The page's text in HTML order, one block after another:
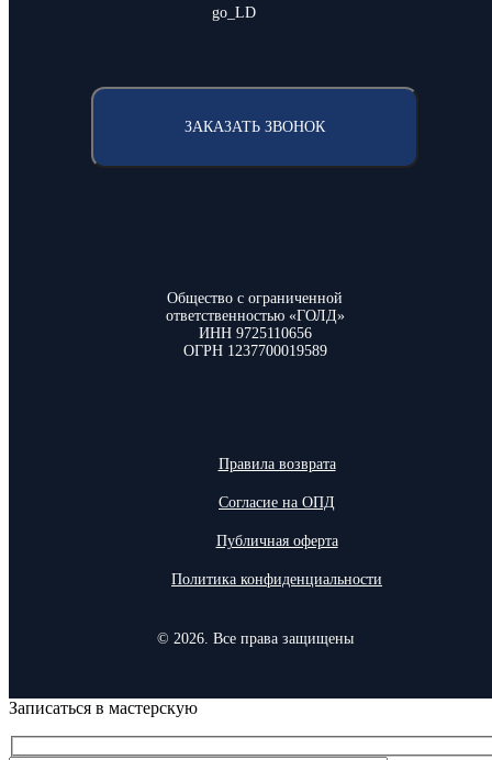
go_LD
ЗАКАЗАТЬ ЗВОНОК
Общество с ограниченной
ответственностью «ГОЛД»
ИНН 9725110656
ОГРН 1237700019589
Правила возврата
Согласие на ОПД
Публичная оферта
Политика конфиденциальности
© 2026. Все права защищены
Записаться в мастерскую